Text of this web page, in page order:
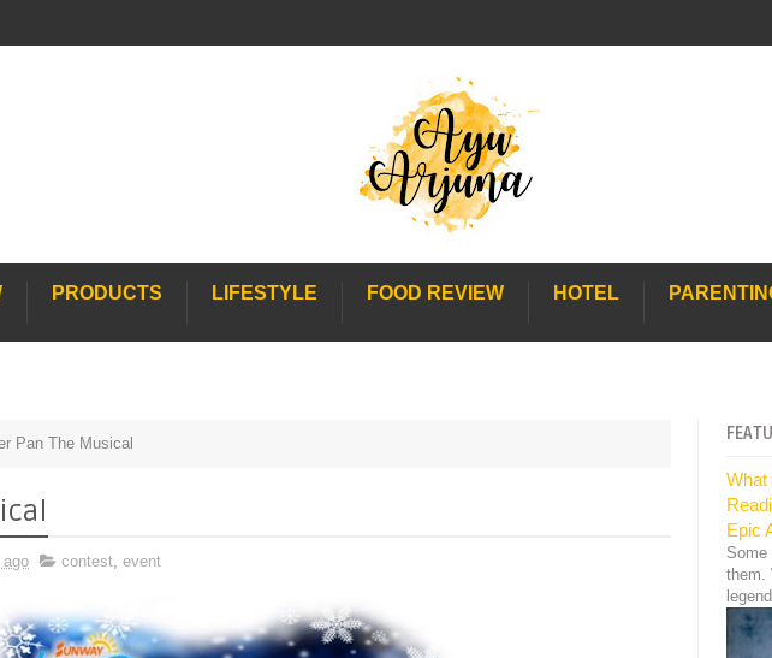
PRODUCTS LIFESTYLE FOOD REVIEW HOTEL
Pan The Musical
ago contest, event
What
Epic
Some
them.